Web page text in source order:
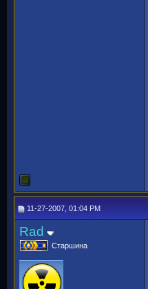
11-27-2007, 01:04 PM
Rad
Старшина